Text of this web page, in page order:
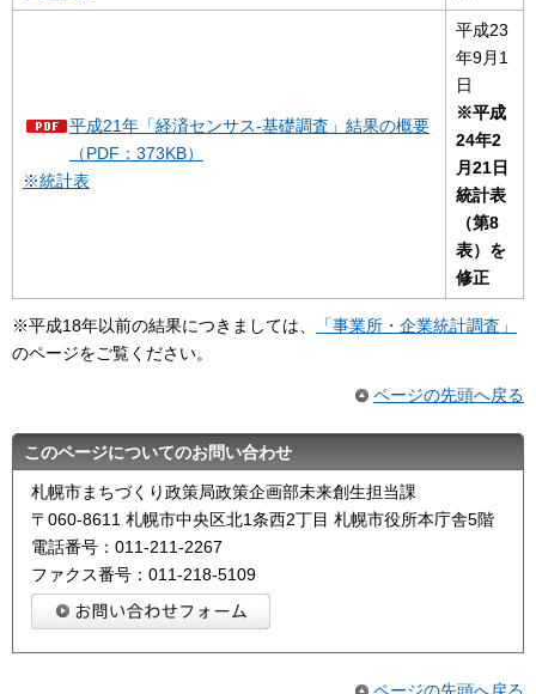
平成21年「経済センサス-基礎調査」結果の概要
（PDF：373KB）
※統計表
平成23
年9月1
日
※平成
24年2
月21日
統計表
（第8
表）を
修正
※平成18年以前の結果につきましては、
「事業所・企業統計調査」
のページをご覧ください。
ページの先頭へ戻る
このページについてのお問い合わせ
札幌市まちづくり政策局政策企画部未来創生担当課
〒060-8611 札幌市中央区北1条西2丁目 札幌市役所本庁舎5階
電話番号：011-211-2267
ファクス番号：011-218-5109
ページの先頭へ戻る